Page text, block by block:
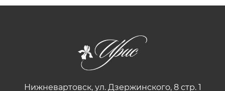
Нижневартовск, ул. Дзержинского, 8 стр. 1